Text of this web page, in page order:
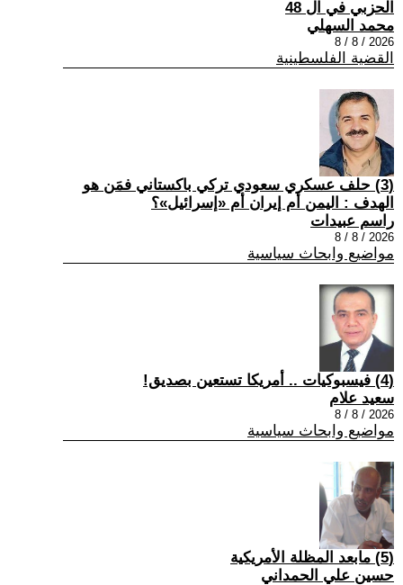
الحزبي في ال 48
محمد السهلي
2026 / 8 / 8
القضية الفلسطينية
(3) حلف عسكري سعودي تركي باكستاني فمَن هو
الهدف : اليمن أم إيران أم «إسرائيل»؟
راسم عبيدات
2026 / 8 / 8
مواضيع وابحاث سياسية
(4) فيسبوكيات .. أمريكا تستعين بصديق!
سعيد علام
2026 / 8 / 8
مواضيع وابحاث سياسية
(5) مابعد المظلة الأمريكية
حسين علي الحمداني